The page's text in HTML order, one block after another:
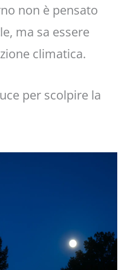
non è pensato
ma sa essere
climatica.
per scolpire la